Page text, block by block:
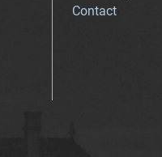
Contact